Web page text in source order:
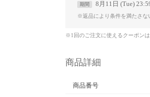
期間 8月11日 (Tue)
※返品により条件を満たさな
※1回のご注文に使えるクーポン
商品詳細
商品番号